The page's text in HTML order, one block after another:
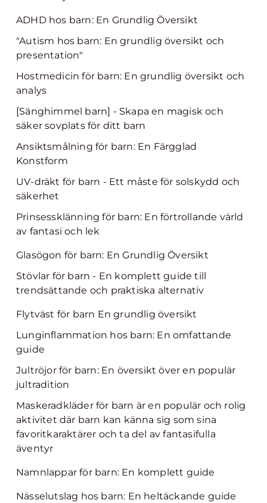
ADHD hos barn: En Grundlig Översikt
"Autism hos barn: En grundlig översikt och
presentation"
Hostmedicin för barn: En grundlig översikt och
analys
[Sänghimmel barn] - Skapa en magisk och
säker sovplats för ditt barn
Ansiktsmålning för barn: En Färgglad
Konstform
UV-dräkt för barn - Ett måste för solskydd och
säkerhet
Prinsessklänning för barn: En förtrollande värld
av fantasi och lek
Glasögon för barn: En Grundlig Översikt
Stövlar för barn - En komplett guide till
trendsättande och praktiska alternativ
Flytväst för barn En grundlig översikt
Lunginflammation hos barn: En omfattande
guide
Jultröjor för barn: En översikt över en populär
jultradition
Maskeradkläder för barn är en populär och rolig
aktivitet där barn kan känna sig som sina
favoritkaraktärer och ta del av fantasifulla
äventyr
Namnlappar för barn: En komplett guide
Nässelutslag hos barn: En heltäckande guide